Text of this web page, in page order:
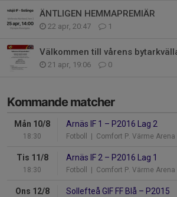
ÄNTLIGEN HEMMAPREMIÄR
22 apr, 20:47 1
Välkommen till vårens
21 apr, 19:06 0
Kommande matcher
Mån 10/8
18:30
Arnäs IF 1 – P2016 Lag 2
Fotboll | Comfort P. Värme Arena
Tis 11/8
18:30
Arnäs IF 2 – P2016 Lag 1
Fotboll | Comfort P. Värme Arena
Ons 12/8 Sollefteå GIF FF Blå – P2015